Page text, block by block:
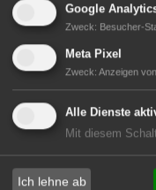
Google
Zweck: Besucher-
Meta Pixel
Zweck: Anzeigen
Alle Dienste
Mit diesem
Ich lehne ab